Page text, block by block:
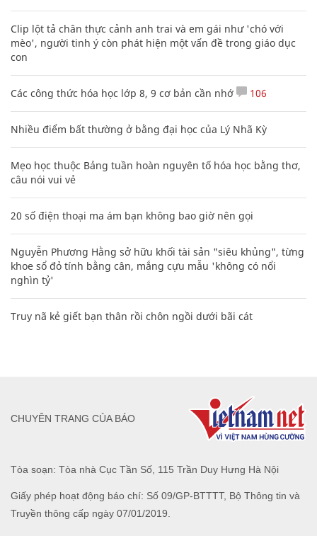
Clip lột tả chân thực cảnh anh trai và em gái như 'chó với
mèo', người tinh ý còn phát hiện một vấn đề trong giáo dục
con
Các công thức hóa học lớp 8, 9 cơ bản cần nhớ 106
Nhiều điểm bất thường ở bằng đại học của Lý Nhã Kỳ
Mẹo học thuộc Bảng tuần hoàn nguyên tố hóa học bằng thơ,
câu nói vui vẻ
20 số điện thoại ma ám bạn không bao giờ nên gọi
Nguyễn Phương Hằng sở hữu khối tài sản "siêu khủng", từng
khoe sổ đỏ tính bằng cân, mắng cựu mẫu 'không có nổi
nghìn tỷ'
Truy nã kẻ giết bạn thân rồi chôn ngồi dưới bãi cát
Tòa soạn: Tòa nhà Cục Tần Số, 115 Trần Duy Hưng Hà Nội
Giấy phép hoạt động báo chí: Số 09/GP-BTTTT, Bộ Thông tin và
Truyền thông cấp ngày 07/01/2019.
CHUYÊN TRANG CỦA BÁO